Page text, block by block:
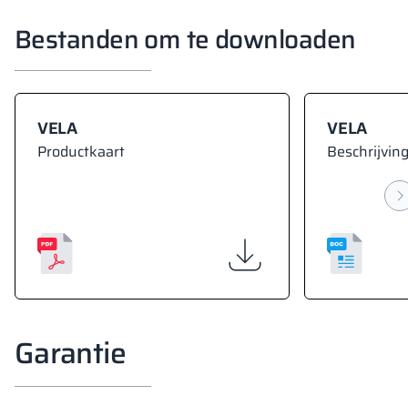
Bestanden om te downloaden
VELA
Productkaart
VELA
Garantie